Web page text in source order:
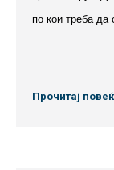
по кои треба да
Прочитај